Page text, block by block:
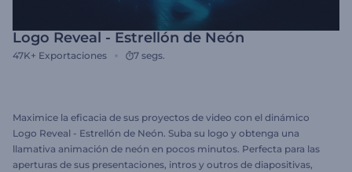
Logo Reveal - Estrellón de Neón
47K+ Exportaciones 7 segs.
Maximice la eficacia de sus proyectos de video con el dinámico
Logo Reveal - Estrellón de Neón. Suba su logo y obtenga una
llamativa animación de neón en pocos minutos. Perfecta para las
aperturas de sus presentaciones, intros y outros de diapositivas,